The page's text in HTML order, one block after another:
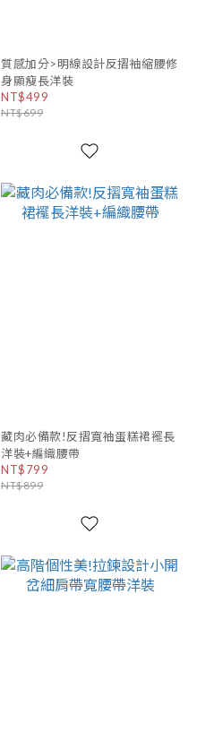
質感加分>明線設計反摺袖縮腰修
身顯瘦長洋裝
NT$499
NT$699
藏肉必備款!反摺寬袖蛋糕裙襬長
洋裝+編織腰帶
NT$799
NT$899